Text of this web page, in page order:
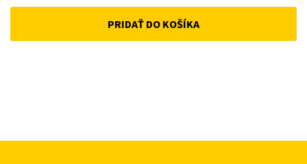
PRIDAŤ DO KOŠÍKA